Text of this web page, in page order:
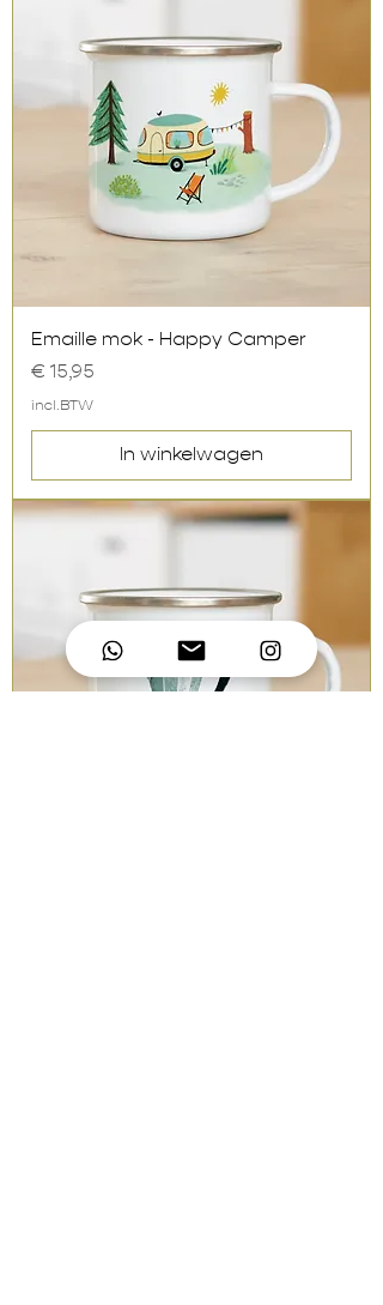
Emaille mok - Happy Camper
Prijs
€ 15,95
incl.BTW
In winkelwagen